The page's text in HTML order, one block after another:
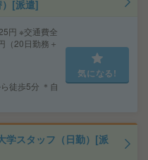
[派遣]
円 ※交通費全
（20日勤務＋
徒歩5分 ＊自
気になる!
学スタッフ（日勤）[派